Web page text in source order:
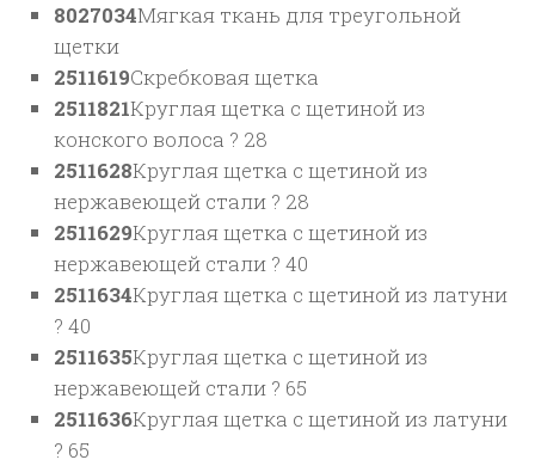
8027034Мягкая ткань для треугольной
щетки
2511619Скребковая щетка
2511821Круглая щетка с щетиной из
конского волоса ? 28
2511628Круглая щетка с щетиной из
нержавеющей стали ? 28
2511629Круглая щетка с щетиной из
нержавеющей стали ? 40
2511634Круглая щетка с щетиной из латуни
? 40
2511635Круглая щетка с щетиной из
нержавеющей стали ? 65
2511636Круглая щетка с щетиной из латуни
? 65